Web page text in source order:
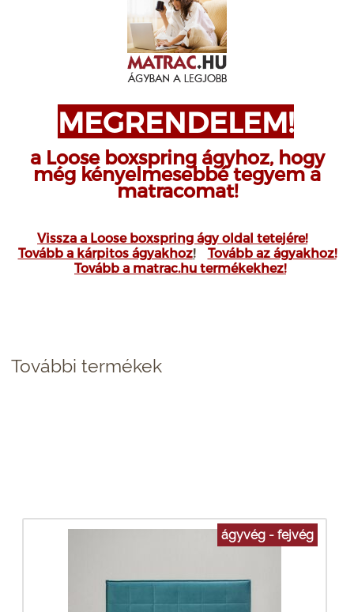
MEGRENDELEM!
a Loose boxspring ágyhoz, hogy
még kényelmesebbé tegyem a
matracomat!
Vissza a Loose boxspring ágy oldal tetejére!
Tovább a kárpitos ágyakhoz!
Tovább az ágyakhoz!
Tovább a matrac.hu termékekhez!
További termékek
ágyvég - fejvég